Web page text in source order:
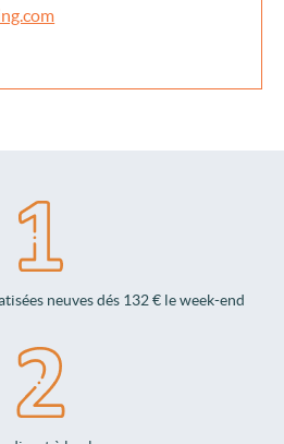
neuves dés 132 € le week-end